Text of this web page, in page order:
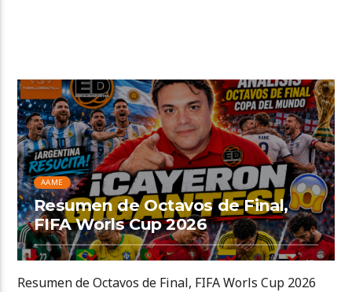
AAME
Resumen de Octavos de Final,
FIFA Worls Cup 2026
Resumen de Octavos de Final, FIFA Worls Cup 2026